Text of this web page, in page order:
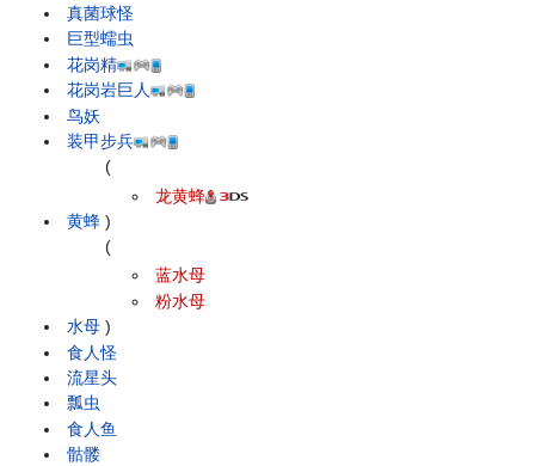
真菌球怪
巨型蠕虫
花岗精
花岗岩巨人
鸟妖
装甲步兵
黄蜂
(
龙黄蜂
)
水母
(
蓝水母
粉水母
)
食人怪
流星头
瓢虫
食人鱼
骷髅